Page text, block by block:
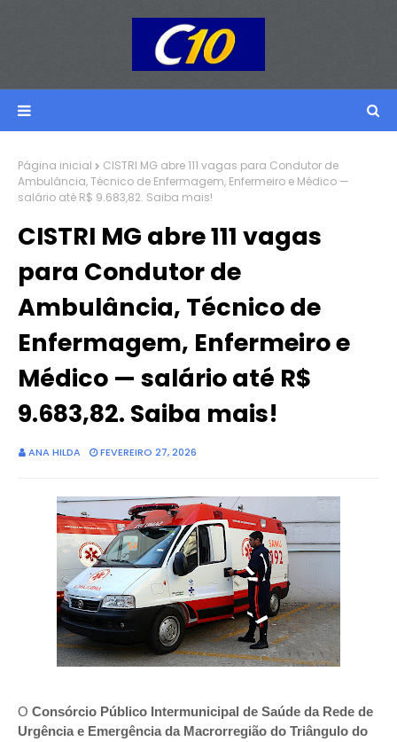
Página inicial
CISTRI MG abre 111 vagas para Condutor de
Ambulância, Técnico de Enfermagem, Enfermeiro e Médico —
salário até R$ 9.683,82. Saiba mais!
CISTRI MG abre 111 vagas
para Condutor de
Ambulância, Técnico de
Enfermagem, Enfermeiro e
Médico — salário até R$
9.683,82. Saiba mais!
ANA HILDA FEVEREIRO 27, 2026
O Consórcio Público Intermunicipal de Saúde da Rede de
Urgência e Emergência da Macrorregião do Triângulo do